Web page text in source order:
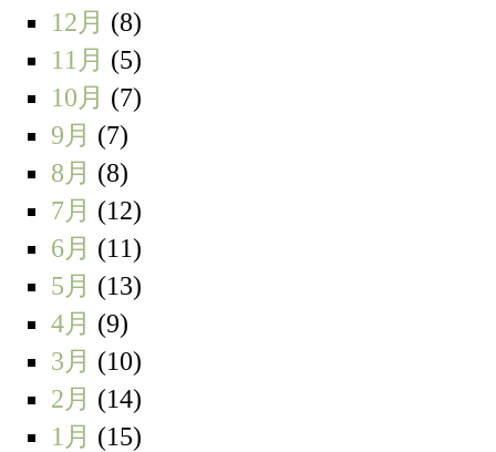
12月 (8)
11月 (5)
10月 (7)
9月 (7)
8月 (8)
7月 (12)
6月 (11)
5月 (13)
4月 (9)
3月 (10)
2月 (14)
1月 (15)